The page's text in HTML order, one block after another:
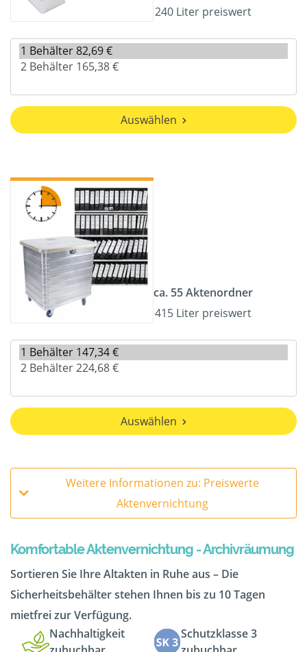
240 Liter preiswert
Auswählen
ca. 55 Aktenordner
415 Liter preiswert
Auswählen
Weitere Informationen zu: Preiswerte
Aktenvernichtung
Komfortable Aktenvernichtung - Archivräumung
Sortieren Sie Ihre Altakten in Ruhe aus – Die
Sicherheitsbehälter stehen Ihnen bis zu 10 Tagen
mietfrei zur Verfügung.
Nachhaltigkeit
Schutzklasse 3